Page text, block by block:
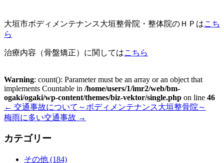
大垣市ボディメンテナンス大垣整骨院・整体院のＨＰはこち
ら
治療内容（骨盤矯正）に関してはこちら
Warning: count(): Parameter must be an array or an object that
implements Countable in /home/users/1/imr2/web/bm-
ogaki/ogaki/wp-content/themes/biz-vektor/single.php on line 46
← 交通事故について～ボディメンテナンス大垣整骨院～
梅雨に多い交通事故 →
カテゴリー
その他 (184)